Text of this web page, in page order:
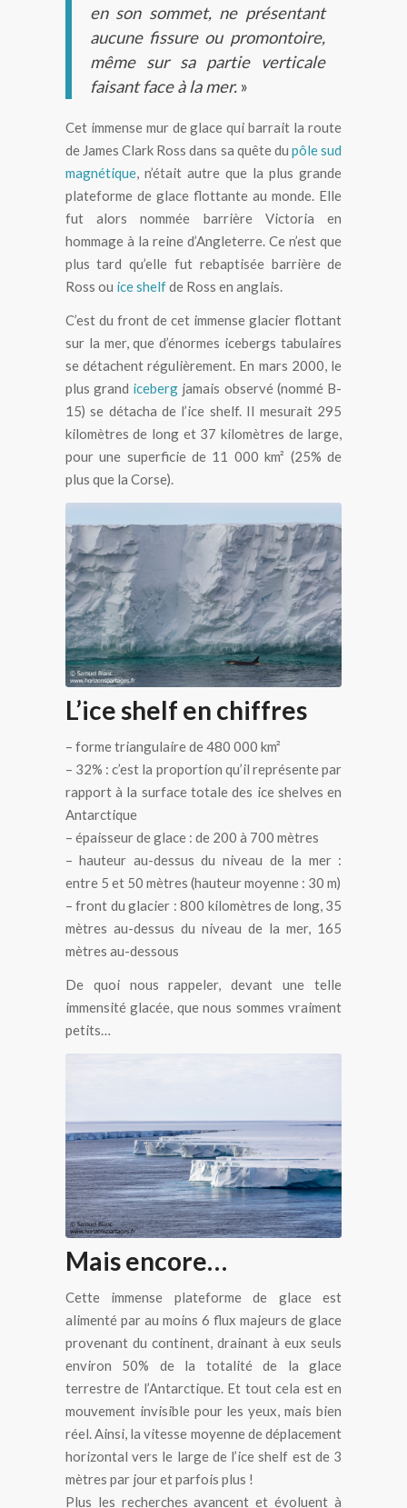
en son sommet, ne présentant
aucune fissure ou promontoire,
même sur sa partie verticale
faisant face à la mer.»
Cet immense mur de glace qui barrait la route
de James Clark Ross dans sa quête dupôle sud
magnétique, n’était autre que la plus grande
plateforme de glace flottante au monde. Elle
fut alors nommée barrière Victoria en
hommage à la reine d’Angleterre. Ce n’est que
plus tard qu’elle fut rebaptisée barrière de
Ross ou ice shelfde Ross en anglais.
C’est du front de cet immense glacier flottant
sur la mer, que d’énormes icebergs tabulaires
se détachent régulièrement. En mars 2000, le
plus grand iceberg jamais observé (nommé B-
15) se détacha de l’ice shelf. Il mesurait 295
kilomètres de long et 37 kilomètres de large,
pour une superficie de 11 000 km² (25% de
plus que la Corse).
Orque devant l’ice shelf de Ross
L’ice shelf en chiffres
– forme triangulaire de 480 000 km²
– 32% : c’est la proportion qu’il représente par
rapport à la surface totale des ice shelves en
Antarctique
– épaisseur de glace : de 200 à 700 mètres
– hauteur au-dessus du niveau de la mer :
entre 5 et 50 mètres (hauteur moyenne : 30 m)
– front du glacier : 800 kilomètres de long, 35
mètres au-dessus du niveau de la mer, 165
mètres au-dessous
De quoi nous rappeler, devant une telle
immensité glacée, que nous sommes vraiment
petits…
L’ice shelf de Ross
Mais encore…
Cette immense plateforme de glace est
alimenté par au moins 6 flux majeurs de glace
provenant du continent, drainant à eux seuls
environ 50% de la totalité de la glace
terrestre de l’Antarctique. Et tout cela est en
mouvement invisible pour les yeux, mais bien
réel. Ainsi, la vitesse moyenne de déplacement
horizontal vers le large de l’ice shelf est de 3
mètres par jour et parfois plus !
Plus les recherches avancent et évoluent à